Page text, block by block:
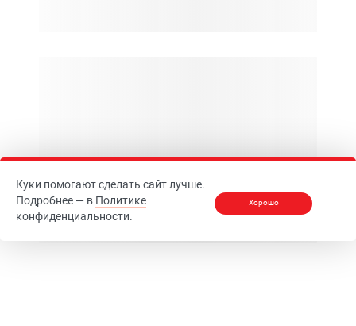
Куки помогают сделать сайт лучше.
Подробнее — в Политике
конфиденциальности.
Хорошо